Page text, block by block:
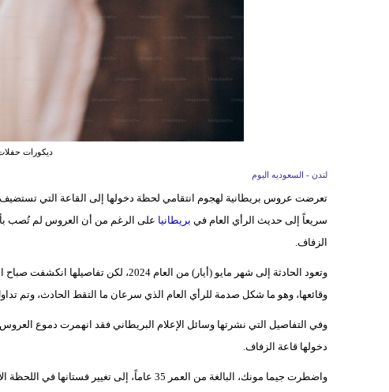
ديكورات
لندن - السعوديه اليوم
تعرضت عروس بريطانية لهجوم انتقامي لحظة دخولها إلى القاعة التي تستضيف
سريعاً إلى حديث الرأي العام في بريطانيا على الرغم من أن العروس لم تُصب
الزفاف.
وتعود الحادثة إلى شهر مايو (أيار) من العام
وقائعها، وهو ما شكل صدمة للرأي العام الذي سرعان ما التقط الحادث، وتم
وفي التفاصيل التي نشرتها وسائل الإعلام البريطاني فقد انهمرت دموع
دخولها قاعة الزفاف.